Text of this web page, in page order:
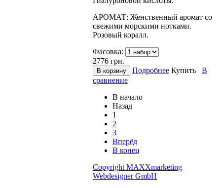
АРОМАТ: Женственный аромат со
свежими морскими нотками.
Розовый коралл.
Фасовка:
2776 грн.
Подробнее Купить
В
сравнение
В начало
Назад
1
2
3
Вперёд
В конец
Copyright MAXXmarketing
Webdesigner GmbH